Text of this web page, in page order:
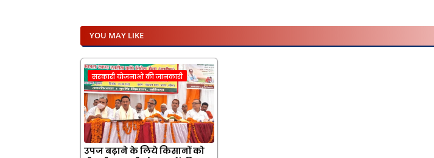
YOU MAY LIKE
सरकारी योजनाओं की जानकारी
उपज बढ़ाने के लिये किसानों को